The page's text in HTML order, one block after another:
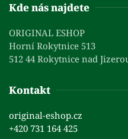
Kde nás najdete
ORIGINAL ESHOP
Horní Rokytnice 513
512 44 Rokytnice nad
Kontakt
original-eshop.cz
+420 731 164 425